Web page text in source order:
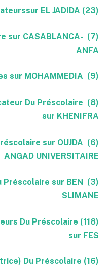
(23) Educatrices/ Educateurssur EL JADIDA
sur CASABLANCA-
ANFA
(9) Enseignant Des écoles sur MOHAMMEDIA
Du Préscolaire
sur KHENIFRA
sur OUJDA
ANGAD UNIVERSITAIRE
Préscolaire sur BEN
SLIMANE
Du Préscolaire
sur FES
(trice) Du Préscolaire